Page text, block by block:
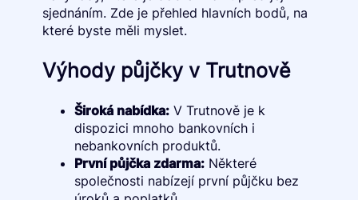
sjednáním. Zde je přehled hlavních bodů, na
které byste měli myslet.
Výhody půjčky v Trutnově
Široká nabídka:V Trutnově je k
dispozici mnoho bankovních i
nebankovních produktů.
První půjčka zdarma:Některé
společnosti nabízejí první půjčku bez